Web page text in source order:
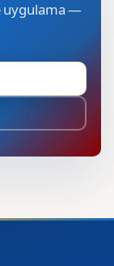
uygulama —